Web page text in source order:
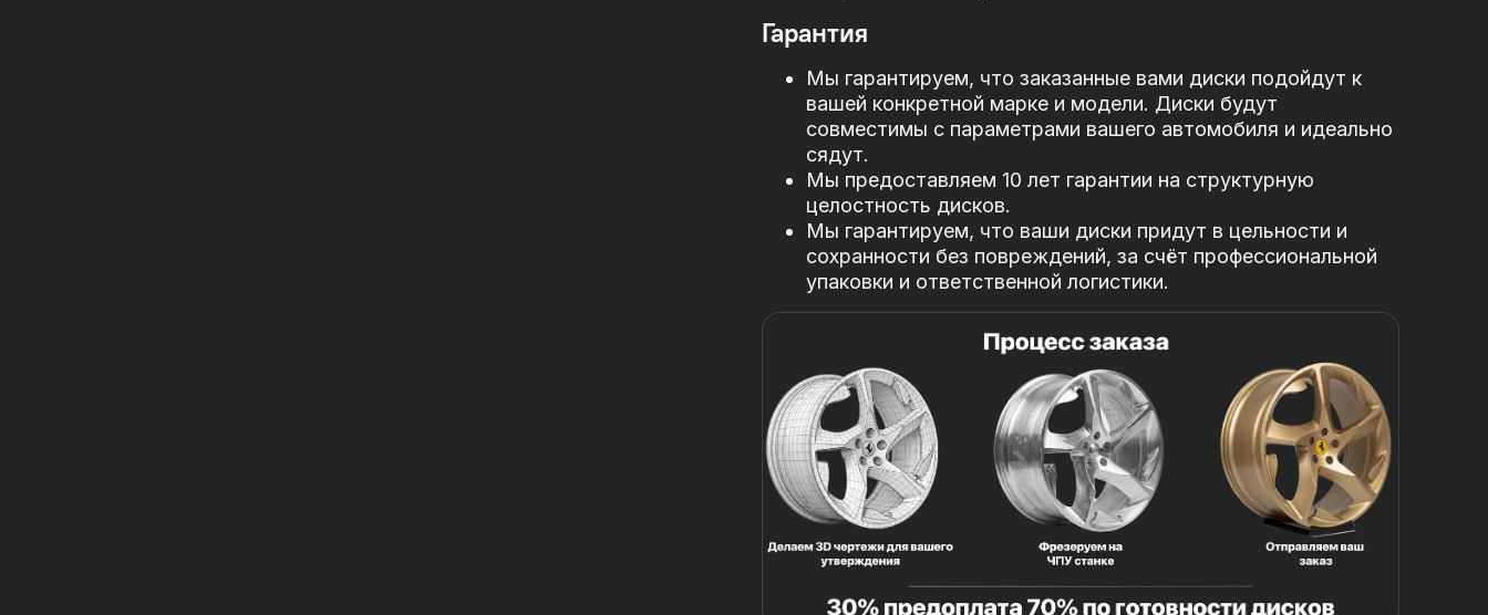
Гарантия
Мы гарантируем, что заказанные вами диски подойдут к
вашей конкретной марке и модели. Диски будут
совместимы с параметрами вашего автомобиля и идеально
сядут.
Мы предоставляем 10 лет гарантии на структурную
целостность дисков.
Мы гарантируем, что ваши диски придут в цельности и
сохранности без повреждений, за счёт профессиональной
упаковки и ответственной логистики.